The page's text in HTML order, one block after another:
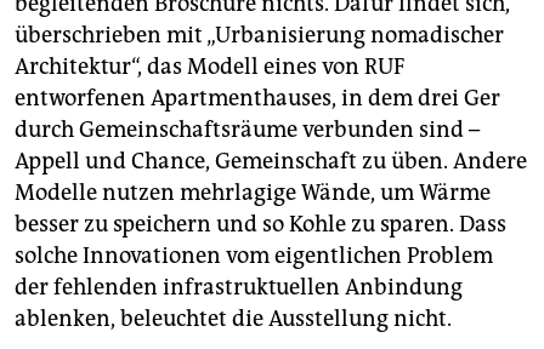
überschrieben mit „Urbanisierung nomadischer
Architektur“, das Modell eines von RUF
entworfenen Apartmenthauses, in dem drei Ger
durch Gemeinschaftsräume verbunden sind –
Appell und Chance, Gemeinschaft zu üben. Andere
Modelle nutzen mehrlagige Wände, um Wärme
besser zu speichern und so Kohle zu sparen. Dass
solche Innovationen vom eigentlichen Problem
der fehlenden infrastruktuellen Anbindung
ablenken, beleuchtet die Ausstellung nicht.